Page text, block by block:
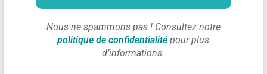
Nous ne spammons pas ! Consultez notre
politique de confidentialité pour plus
d’informations.